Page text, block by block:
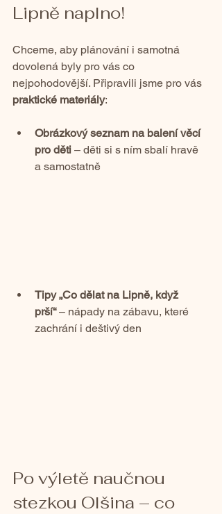
Lipně naplno!
Chceme, aby plánování i samotná
dovolená byly pro vás co
nejpohodovější. Připravili jsme pro vás
praktické materiály:
Obrázkový seznam na balení věcí
pro děti – děti si s ním sbalí hravě
a samostatně
Tipy „Co dělat na Lipně, když
prší“ – nápady na zábavu, které
zachrání i deštivý den
Po výletě naučnou
stezkou Olšina – co